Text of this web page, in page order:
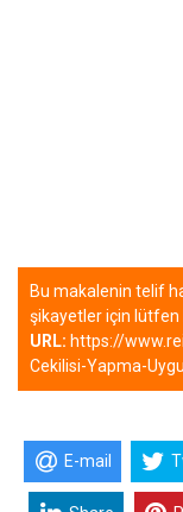
Bu makalenin telif
şikayetler için lütfen
URL: https://
Cekilisi-Yapma-
E-mail